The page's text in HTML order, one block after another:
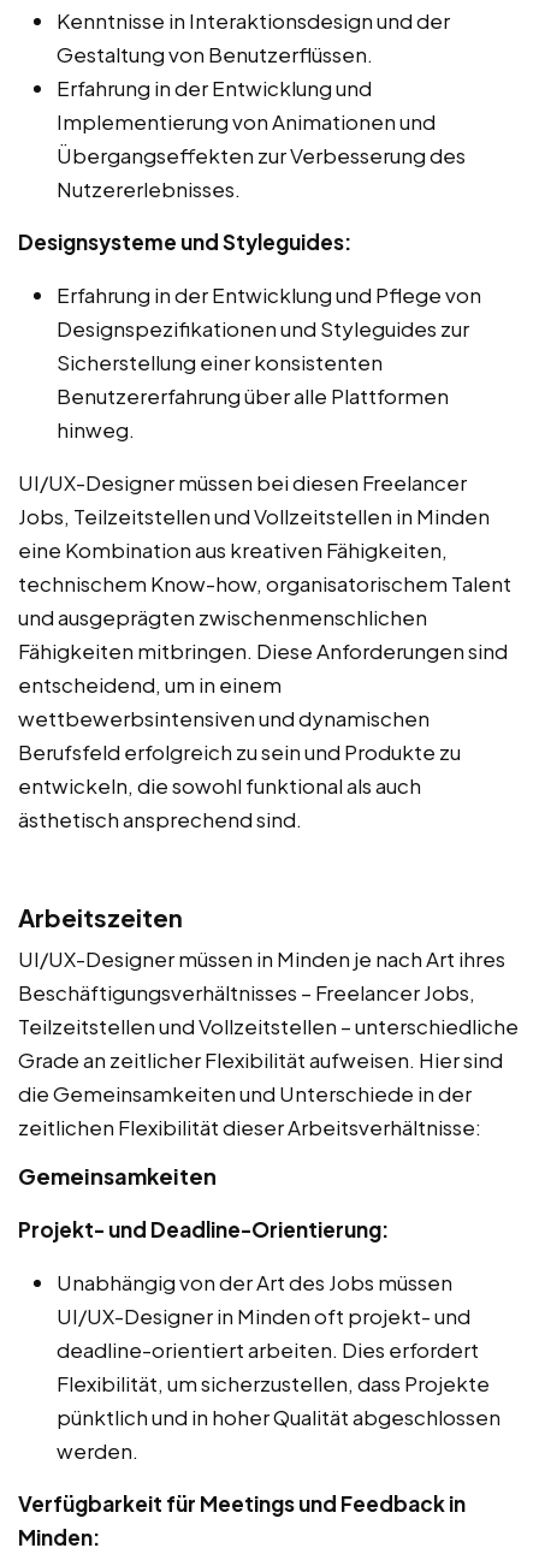
Kenntnisse in Interaktionsdesign und der
Gestaltung von Benutzerflüssen.
Erfahrung in der Entwicklung und
Implementierung von Animationen und
Übergangseffekten zur Verbesserung des
Nutzererlebnisses.
Designsysteme und Styleguides:
Erfahrung in der Entwicklung und Pflege von
Designspezifikationen und Styleguides zur
Sicherstellung einer konsistenten
Benutzererfahrung über alle Plattformen
hinweg.
UI/UX-Designer müssen bei diesen Freelancer
Jobs, Teilzeitstellen und Vollzeitstellen in Minden
eine Kombination aus kreativen Fähigkeiten,
technischem Know-how, organisatorischem Talent
und ausgeprägten zwischenmenschlichen
Fähigkeiten mitbringen. Diese Anforderungen sind
entscheidend, um in einem
wettbewerbsintensiven und dynamischen
Berufsfeld erfolgreich zu sein und Produkte zu
entwickeln, die sowohl funktional als auch
ästhetisch ansprechend sind.
Arbeitszeiten
UI/UX-Designer müssen in Minden je nach Art ihres
Beschäftigungsverhältnisses – Freelancer Jobs,
Teilzeitstellen und Vollzeitstellen – unterschiedliche
Grade an zeitlicher Flexibilität aufweisen. Hier sind
die Gemeinsamkeiten und Unterschiede in der
zeitlichen Flexibilität dieser Arbeitsverhältnisse:
Gemeinsamkeiten
Projekt- und Deadline-Orientierung:
Unabhängig von der Art des Jobs müssen
UI/UX-Designer in Minden oft projekt- und
deadline-orientiert arbeiten. Dies erfordert
Flexibilität, um sicherzustellen, dass Projekte
pünktlich und in hoher Qualität abgeschlossen
werden.
Verfügbarkeit für Meetings und Feedback in
Minden: